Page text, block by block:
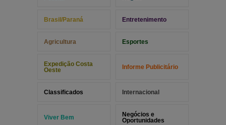
Brasil/Paraná Entretenimento
Agricultura Esportes
Expedição Costa
Oeste
Informe Publicitário
Classificados Internacional
Viver Bem
Negócios e
Oportunidades